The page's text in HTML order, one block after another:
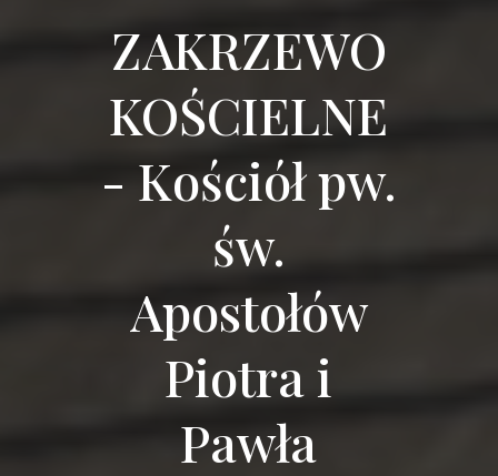
ZAKRZEWO
KOŚCIELNE
- Kościół pw.
św.
Apostołów
Piotra i
Pawła